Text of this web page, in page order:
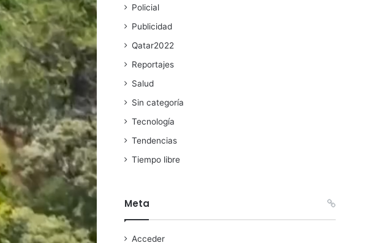
Policial
Publicidad
Qatar2022
Reportajes
Salud
Sin categoría
Tecnología
Tendencias
Tiempo libre
Meta
Acceder